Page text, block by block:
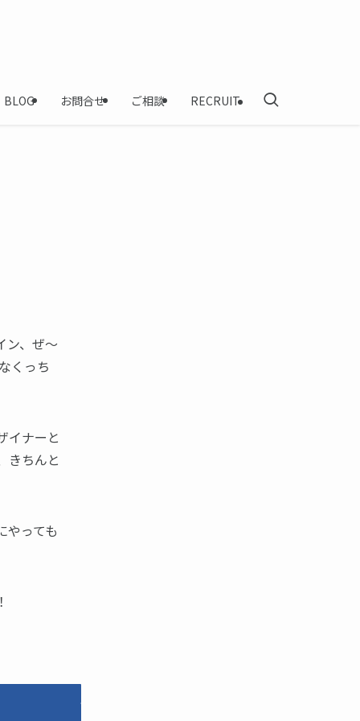
BLOG お問合せ ご相談 RECRUIT
ン、ぜ〜
くっち
イナーと
きちんと
やっても